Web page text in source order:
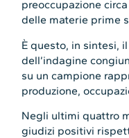
preoccupazione
delle materie prime
È questo, in sintesi,
dell’indagine
su un campione
produzione,
Negli ultimi quattro
giudizi positivi